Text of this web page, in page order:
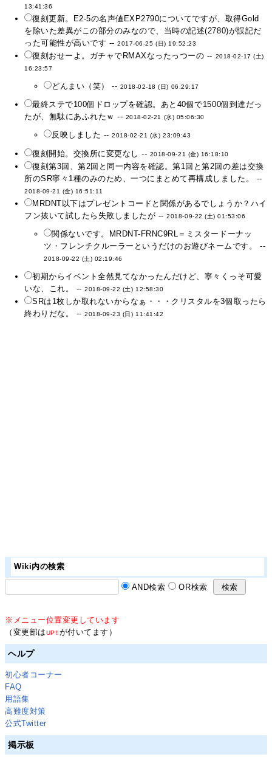
13:41:36
復刻更新。E2-5の名声値EXP2790についてですが、取得Gold
を除いた差異がこの部分のみなので、当時の記述(2780)が誤記だ
った可能性が高いです --2017-06-25 (日) 19:52:23
復刻おせーよ。ガチャでRMAXなったっつーの -- 2018-02-17 (土)
16:23:57
どんまい（笑） -- 2018-02-18 (日) 06:29:17
最終ステで100個ドロップを確認。あと40個で1500個到達だっ
たが、無駄にあふれたｗ -- 2018-02-21 (水) 05:06:30
反映しました --2018-02-21 (水) 23:09:43
復刻開始。交換所に変更なし -- 2018-09-21 (金) 16:18:10
復刻第3回、第2回と同一内容を確認。第1回と第2回の差は交換
所のSR寧々1種のみのため、一つにまとめて再構成しました。 --
2018-09-21 (金) 16:51:11
MRDNT以下はプレゼントコードと関係があるでしょうか？ハイ
フン抜いて試したら失敗しましたが --2018-09-22 (土) 01:53:06
関係ないです。MRDNT-FRNC9RL＝ミスタードーナッ
ツ・フレンチクルーラーというだけのお遊びネームです。 --
2018-09-22 (土) 02:19:46
初期からイベント全然見てなかったんだけど、寧々くっそ可愛
いな、これ。 --2018-09-22 (土) 12:58:30
SRは1枚しか取れないからなぁ・・・クリスタルを3個取ったら
終わりだな。 --2018-09-23 (日) 11:41:42
Wiki内の検索
AND検索 OR検索
※メニュー位置変更しています
（変更部はUP!!が付いてます）
ヘルプ
初心者コーナー
FAQ
用語集
高難度対策
公式Twitter
掲示板